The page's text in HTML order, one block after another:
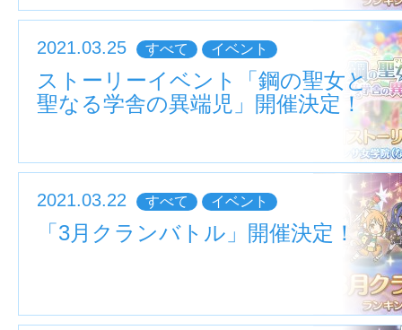
2021.03.25 すべて イベント
ストーリーイベント「鋼の聖女と
聖なる学舎の異端児」開催決定！
2021.03.22 すべて イベント
「3月クランバトル」開催決定！